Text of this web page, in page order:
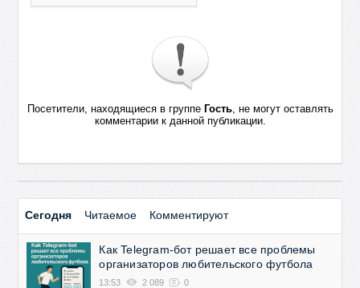
Посетители, находящиеся в группе Гость, не могут оставлять
комментарии к данной публикации.
Сегодня Читаемое Комментируют
Как Telegram-бот решает все проблемы
организаторов любительского футбола
13:53 2 089 0